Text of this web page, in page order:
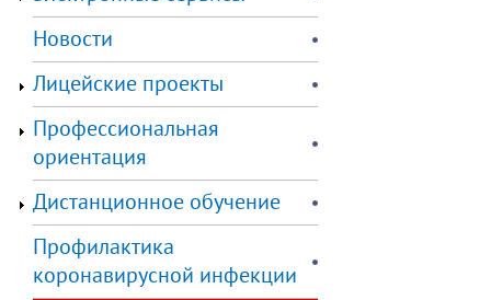
Новости
Лицейские проекты
Профессиональная
ориентация
Дистанционное обучение
Профилактика
коронавирусной инфекции